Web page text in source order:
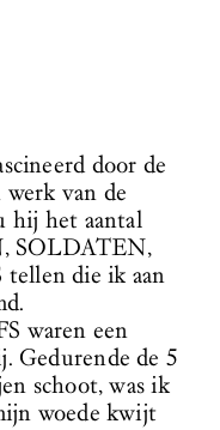
door de
van de
hij het aantal
SOLDATEN,
die ik aan
waren een
Gedurende de 5
schoot, was ik
woede kwijt